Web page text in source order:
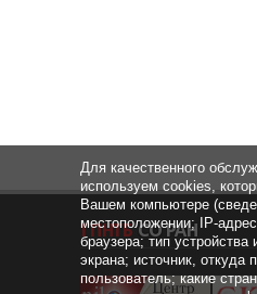
Для качественного
используем cookies,
Вашем компьютере
местоположении; IP-
браузера; тип устройства
экрана; источник, откуда
пользователь; какие